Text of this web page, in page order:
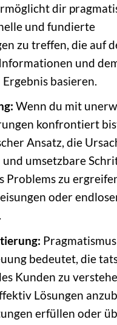
dir
und fundierte
zu treffen, die auf
und
basieren.
Wenn du mit
konfrontiert
Ansatz, die
umsetzbare
Problems zu
oder
bedeutet, die
Kunden zu
Lösungen
erfüllen oder